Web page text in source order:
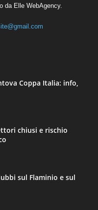
da Elle WebAgency.
Coppa Italia: info,
chiusi e rischio
sul Flaminio e sul